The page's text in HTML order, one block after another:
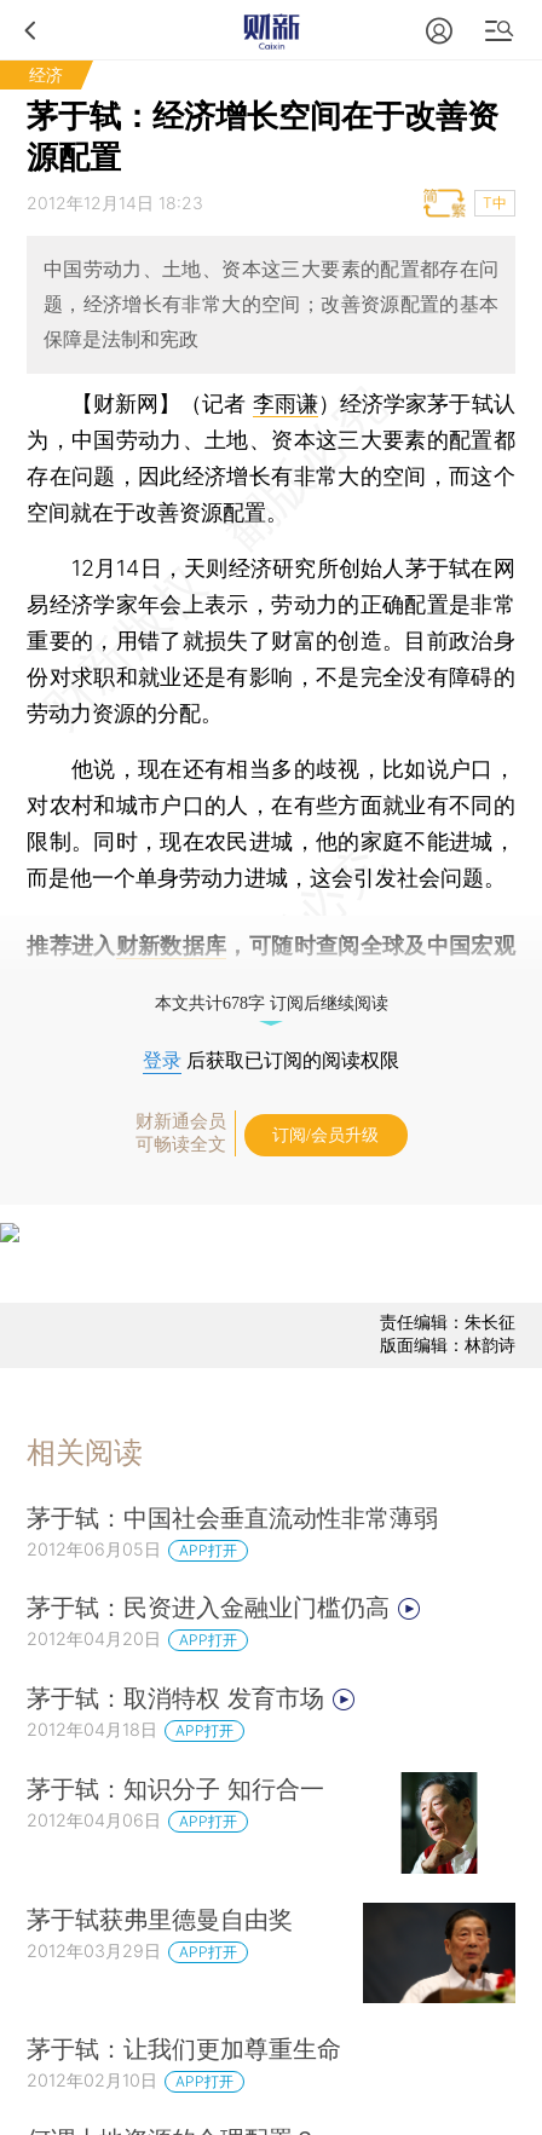
经济
茅于轼：经济增长空间在于改善资
源配置
2012年12月14日 18:23 T中
中国劳动力、土地、资本这三大要素的配置都存在问
题，经济增长有非常大的空间；改善资源配置的基本
保障是法制和宪政
【财新网】（记者 李雨谦） 经济学家茅于轼认
为，中国劳动力、土地、资本这三大要素的配置都
存在问题，因此经济增长有非常大的空间，而这个
空间就在于改善资源配置。
12月14日，天则经济研究所创始人茅于轼在网
易经济学家年会上表示，劳动力的正确配置是非常
重要的，用错了就损失了财富的创造。目前政治身
份对求职和就业还是有影响，不是完全没有障碍的
劳动力资源的分配。
他说，现在还有相当多的歧视，比如说户口，
对农村和城市户口的人，在有些方面就业有不同的
限制。同时，现在农民进城，他的家庭不能进城，
而是他一个单身劳动力进城，这会引发社会问题。
推荐进入 财新数据库 ，可随时查阅全球及中国宏观
本文共计678字 订阅后继续阅读
登录 后获取已订阅的阅读权限
财新通会员
可畅读全文
订阅/会员升级
责任编辑：朱长征
版面编辑：林韵诗
相关阅读
茅于轼：中国社会垂直流动性非常薄弱
2012年06月05日 APP打开
茅于轼：民资进入金融业门槛仍高
2012年04月20日 APP打开
茅于轼：取消特权 发育市场
2012年04月18日 APP打开
茅于轼：知识分子 知行合一
2012年04月06日 APP打开
茅于轼获弗里德曼自由奖
2012年03月29日 APP打开
茅于轼：让我们更加尊重生命
2012年02月10日 APP打开